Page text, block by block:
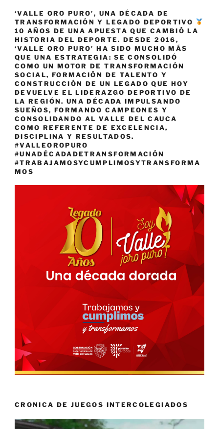
‘VALLE ORO PURO’, UNA DÉCADA DE
TRANSFORMACIÓN Y LEGADO DEPORTIVO
10 AÑOS DE UNA APUESTA QUE CAMBIÓ LA
HISTORIA DEL DEPORTE. DESDE 2016,
‘VALLE ORO PURO’ HA SIDO MUCHO MÁS
QUE UNA ESTRATEGIA: SE CONSOLIDÓ
COMO UN MOTOR DE TRANSFORMACIÓN
SOCIAL, FORMACIÓN DE TALENTO Y
CONSTRUCCIÓN DE UN LEGADO QUE HOY
DEVUELVE EL LIDERAZGO DEPORTIVO DE
LA REGIÓN. UNA DÉCADA IMPULSANDO
SUEÑOS, FORMANDO CAMPEONES Y
CONSOLIDANDO AL VALLE DEL CAUCA
COMO REFERENTE DE EXCELENCIA,
DISCIPLINA Y RESULTADOS.
#VALLEOROPURO
#UNADÉCADADETRANSFORMACIÓN
#TRABAJAMOSYCUMPLIMOSYTRANSFORMA
MOS
CRONICA DE JUEGOS INTERCOLEGIADOS
Reproductor